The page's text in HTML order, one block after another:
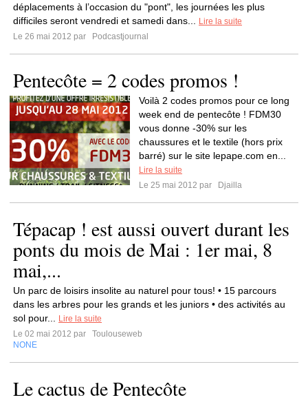
déplacements à l’occasion du "pont", les journées les plus
difficiles seront vendredi et samedi dans...
Lire la suite
Le 26 mai 2012 par
Podcastjournal
Pentecôte = 2 codes promos !
Voilà 2 codes promos pour ce long
week end de pentecôte ! FDM30
vous donne -30% sur les
chaussures et le textile (hors prix
barré) sur le site lepape.com en...
Lire la suite
Le 25 mai 2012 par
Djailla
Tépacap ! est aussi ouvert durant les
ponts du mois de Mai : 1er mai, 8
mai,...
Un parc de loisirs insolite au naturel pour tous! • 15 parcours
dans les arbres pour les grands et les juniors • des activités au
sol pour...
Lire la suite
Le 02 mai 2012 par
Toulouseweb
NONE
Le cactus de Pentecôte